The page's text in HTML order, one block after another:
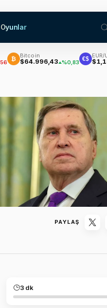
Oyunlar
Bitcoin
$64.996,43 %0,83 €$
EUR/USD
$1,15575
PAYLAŞ
3 dk